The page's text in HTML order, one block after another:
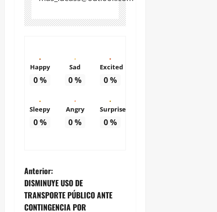
Happy
0%
Sad
0%
Excited
0%
Sleepy
0%
Angry
0%
Surprise
0%
N
a
Anterior:
DISMINUYE USO DE
TRANSPORTE PÚBLICO ANTE
CONTINGENCIA POR